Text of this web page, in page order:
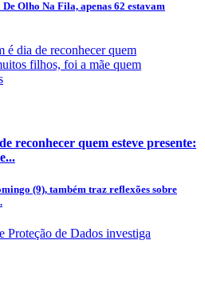
Olho Na Fila, apenas 62 estavam
reconhecer quem esteve presente:
(9), também traz reflexões sobre